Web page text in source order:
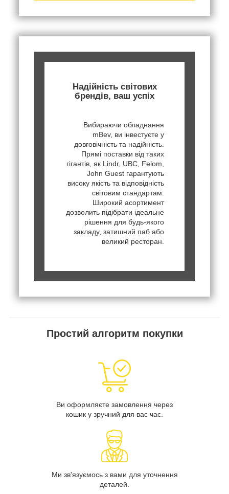
Надійність світових
брендів, ваш успіх
Вибираючи обладнання
mBev, ви інвестуєте у
довговічність та надійність.
Прямі поставки від таких
гігантів, як Lindr, UBC, Felom,
John Guest гарантують
високу якість та відповідність
світовим стандартам.
Широкий асортимент
дозволить підібрати ідеальне
рішення для будь-якого
закладу, затишний паб або
великий ресторан.
Простий алгоритм покупки
Ви оформляєте замовлення через
кошик у зручний для вас час.
Ми зв'язуємось з вами для уточнення
деталей.